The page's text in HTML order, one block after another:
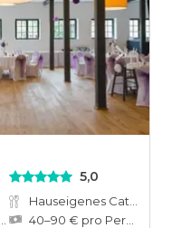
5,0